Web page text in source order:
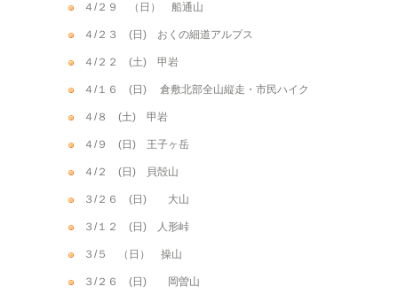
４/２９ （日） 船通山
４/２３ (日) おくの細道アルプス
４/２２ (土) 甲岩
４/１６ (日) 倉敷北部全山縦走・市民ハイク
４/８ (土) 甲岩
４/９ (日) 王子ヶ岳
４/２ (日) 貝殻山
３/２６ (日) 大山
３/１２ (日) 人形峠
３/５ （日） 操山
３/２６ (日) 岡曽山